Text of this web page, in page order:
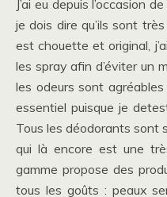
J’ai eu depuis l’occasion
je dois dire qu’ils sont très
est chouette et original,
les spray afin d’éviter un
les odeurs sont
essentiel puisque je
Tous les déodorants sont
qui là encore est une
gamme propose des
tous les goûts : peaux